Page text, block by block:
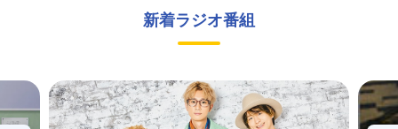
新着ラジオ番組